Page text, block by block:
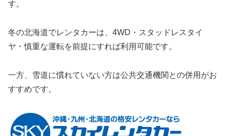
す。
冬の北海道でレンタカーは、4WD・スタッドレスタイ
ヤ・慎重な運転を前提にすれば利用可能です。
一方、雪道に慣れていない方は公共交通機関との併用がお
すすめです。